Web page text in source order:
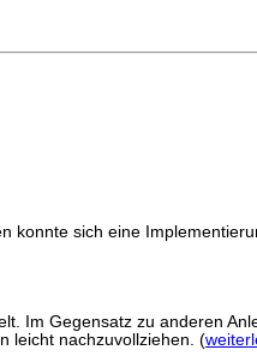
konnte sich eine
Im Gegensatz zu anderen
leicht nachzuvollziehen. (